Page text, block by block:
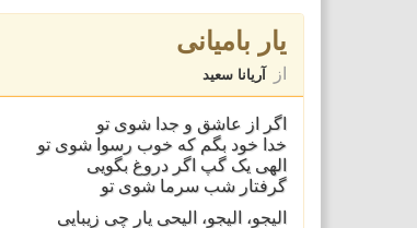
یار بامیانی
از آریانا سعید
اگر از عاشق و جدا شوی تو
خدا خود بگم که خوب رسوا شوی تو
الهی یک گپ اگر دروغ بگویی
گرفتار شب سرما شوی تو
الیجو، الیجو، الیحی یار چی زیبایی